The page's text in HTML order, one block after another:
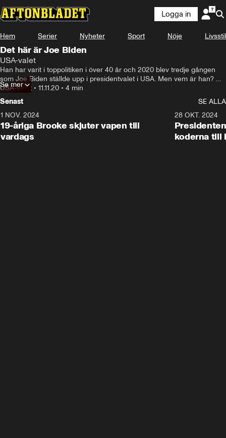
Logga in
Hem Serier Nyheter Sport Nöje Livsstil
Det här är Joe Biden
USA-valet
Han har varit i toppolitiken i över 40 år och 2020 blev tredje gången
som Joe Biden ställde upp i presidentvalet i USA. Men vem är han?
Hans liv har inte bara präglats av succéer och framgångar, utan också
av tragedier.
USA-valet • 11.11.20 • 4 min
Se mer
Senast
SE ALLA
1 NOV. 2024
19-åriga Brooke skjuter vapen till
vardags
28 OKT. 2024
koderna till